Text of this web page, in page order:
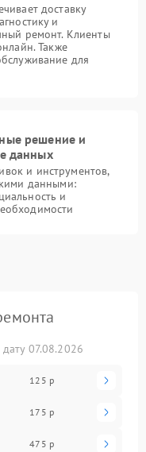
доставку
и
ремонт. Клиенты
Также
для
решение и
данных
и инструментов,
данными:
и
07.08.2026
125 р
175 р
475 р